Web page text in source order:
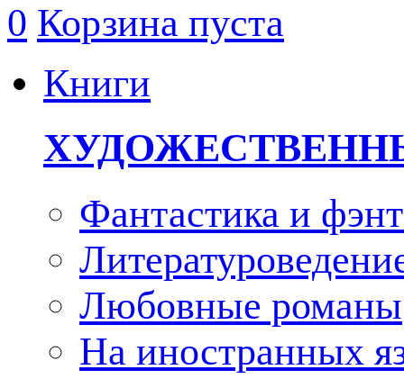
0 Корзина пуста
Книги
Фантастика и
Любовные романы
На иностранных